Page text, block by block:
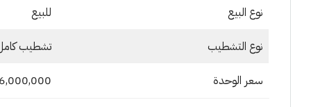
نوع البيع للبيع
نوع التشطيب تشطيب
سعر الوحدة 26,000,000 جنيهاً